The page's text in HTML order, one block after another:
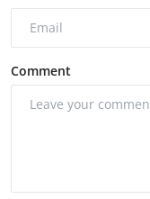
Comment